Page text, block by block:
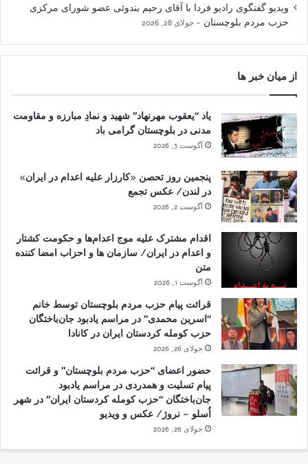
ویدیو گفتگوی رادیو فردا با آقای رحیم بندوئی عضو شورای مرکزی
حزب مردم بلوچستان
جولای 28, 2026
از میان خبر ها
یاد “یعقوب مهرنهاد” شهید و نمادِ مبارزه و مقاومت
مدنی در بلوچستان گرامی باد
آگوست 3, 2026
پنجمین روز تحصن «کارزار علیه اعدام در ایران»
در لندن/ عکس تجمع
آگوست 2, 2026
اقدام مشترک علیه موج اعدام‌ها و حکومت کشتار
و اعدام در ایران/ سازمان ها و احزاب امضا کننده
متن
آگوست 1, 2026
قرائت پیام حزب مردم بلوچستان توسط خانم
“اسرین محمدی” در مراسم یادبود جان‌باختگان
حزب کومله کردستان ایران در کانادا
جولای 26, 2026
حضور اعضای “حزب مردم بلوچستان” و قرائت
پیام تسلیت و همدردی در مراسم یادبود
جان‌باختگان “حزب کومله کردستان ایران” در شهر
اُسلو – نروژ/ عکس و ویدیو
جولای 26, 2026